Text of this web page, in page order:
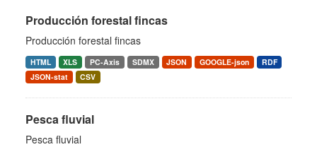
Producción forestal fincas
Producción forestal fincas
HTML XLS PC-Axis SDMX JSON GOOGLE-json
RDF
JSON-stat
CSV
Pesca fluvial
Pesca fluvial